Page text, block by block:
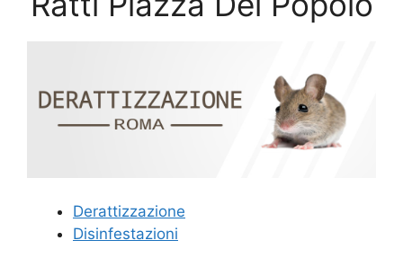
Derattizzazione
Disinfestazioni